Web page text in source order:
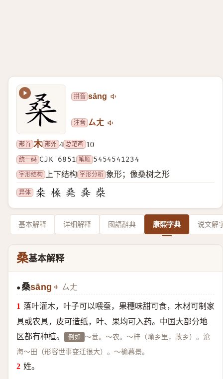
拼音 sāng
注音 ㄙㄤ
部首 木 部外 4 总笔画 10
统一码 CJK 6851 笔顺 5454541234
字形结构
上下结构 字形分析 象形；像桑树之形
异体
基本解释 详细解释 國語辭典 康熙字典 说文解
桑基本解释
●桑sāng ㄙㄤ
落叶灌木，叶子可以喂蚕，果穗味甜可食，木材可制家
具或农具，皮可造纸，叶、果均可入药。中国大部分地
区都有种植。
例如 ～葚。～农。～梓（喻乡里，故乡）。沧
海～田（形容世事变迁很大）。～榆暮景。
姓。